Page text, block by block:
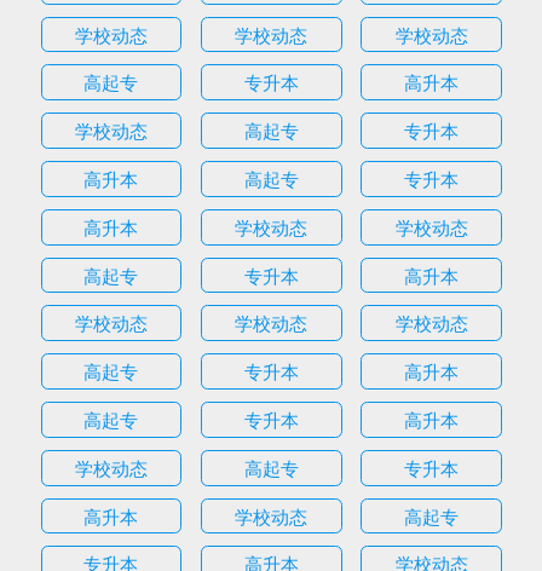
学校动态
学校动态
学校动态
高起专
专升本
高升本
学校动态
高起专
专升本
高升本
高起专
专升本
高升本
学校动态
学校动态
高起专
专升本
高升本
学校动态
学校动态
学校动态
高起专
专升本
高升本
高起专
专升本
高升本
学校动态
高起专
专升本
高升本
学校动态
高起专
专升本
高升本 学校动态